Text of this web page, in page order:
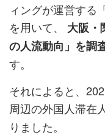
ィングが運営する
を用いて、 大阪・
の人流動向」を調
す。
それによると、
周辺の外国人滞在
りました。